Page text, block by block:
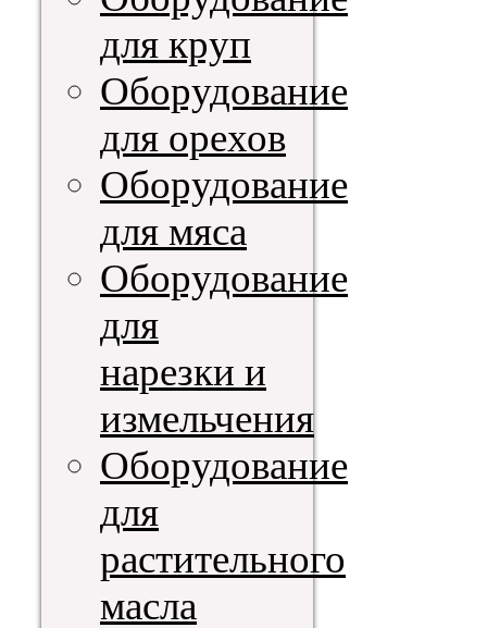
для круп
Оборудование
для орехов
Оборудование
для мяса
Оборудование
для
нарезки и
измельчения
Оборудование
для
растительного
масла